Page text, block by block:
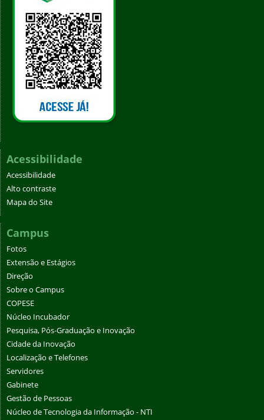
Acessibilidade
Acessibilidade
Alto contraste
Mapa do Site
Campus
Fotos
Extensão e Estágios
Direção
Sobre o Campus
COPESE
Núcleo Incubador
Pesquisa, Pós-Graduação e Inovação
Cidade da Inovação
Localização e Telefones
Servidores
Gabinete
Gestão de Pessoas
Núcleo de Tecnologia da Informação - NTI